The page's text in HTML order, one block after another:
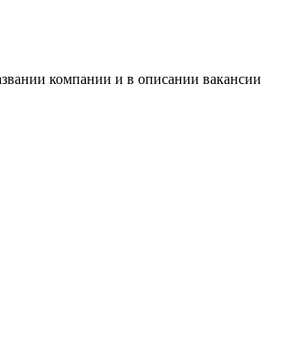
компании и в описании вакансии